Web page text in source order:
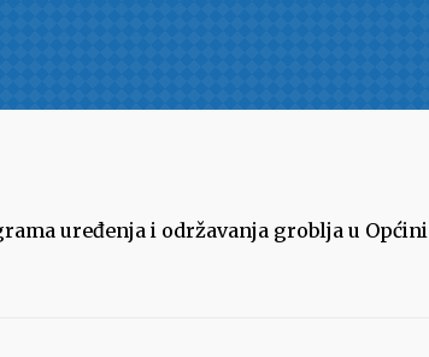
uređenja i održavanja groblja u Općini